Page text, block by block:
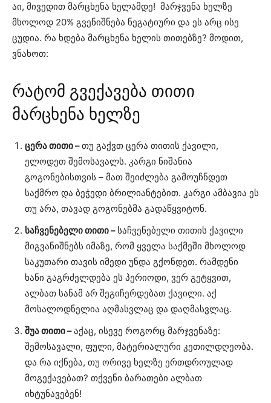
აი, მივედით მარცხენა ხელამდე! მარჯვენა ხელზე
მხოლოდ 20% გვენიშნება ნეგატიური და ეს არც ისე
ცუდია. რა ხდება მარცხენა ხელის თითებზე? მოდით,
ვნახოთ:
რატომ გვექავება თითი
მარცხენა ხელზე
ცერა თითი –თუ გაქვთ ცერა თითის ქავილი,
ელოდეთ შემოსავალს. კარგი ნიშანია
გოგონებისთვის – მათ შეიძლება გამოუჩნდეთ
საქმრო და ბეჭედი ბრილიანტებით. კარგი ამბავია ეს
თუ არა, თავად გოგონებმა გადაწყვიტონ.
საჩვენებელი თითი – საჩვენებელი თითის ქავილი
მიგვანიშნებს იმაზე, რომ ყველა საქმეში მხოლოდ
საკუთარი თავის იმედი უნდა გქონდეთ. რამდენი
ხანი გაგრძელდება ეს პერიოდი, ვერ გეტყვით,
ალბათ სანამ არ შეგიჩერდებათ ქავილი. აქ
მოსალოდნელია აღმასვლაც და დაღმასვლაც.
შუა თითი –აქაც, ისევე როგორც მარჯვენაზე:
შემოსავალი, ფული, მატერიალური კეთილდღეობა.
და რა იქნება, თუ ორივე ხელზე ერთდროულად
მოგექავებათ? თქვენი ბარათები ალბათ
იხტუნავებენ!